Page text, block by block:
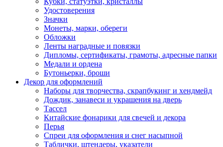
Удостоверения
Значки
Монеты, марки, обереги
Обложки
Ленты наградные и повязки
Дипломы, сертификаты, грамоты, адресные папки
Медали и ордена
Бутоньерки, броши
Декор для оформлений
Наборы для творчества, скрапбукинг и хендмейд
Дождик, занавеси и украшения на дверь
Тассел
Китайские фонарики для свечей и декора
Перья
Спреи для оформления и снег насыпной
Таблички, штендеры, указатели